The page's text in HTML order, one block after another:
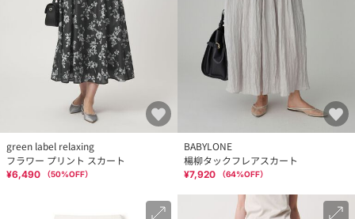
green label relaxing
フラワー プリント スカート
¥6,490 （50%OFF）
BABYLONE
楊柳タックフレアスカート
¥7,920 （64%OFF）